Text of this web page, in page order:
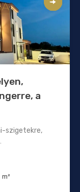
a
szigetekre,
m²